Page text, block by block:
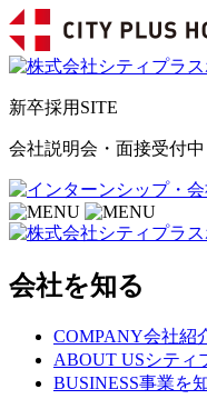
新卒採用SITE
会社説明会・面接受付
会社を知る
COMPANY会社紹
ABOUT USシティ
BUSINESS事業を